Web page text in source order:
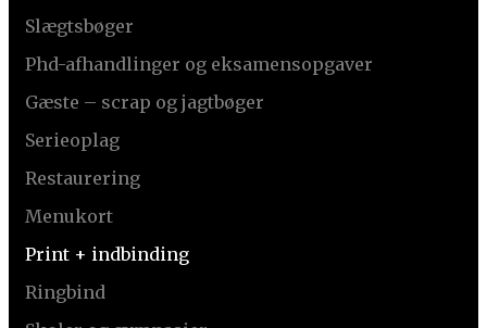
Slægtsbøger
Phd-afhandlinger og eksamensopgaver
Gæste – scrap og jagtbøger
Serieoplag
Restaurering
Menukort
Print + indbinding
Ringbind